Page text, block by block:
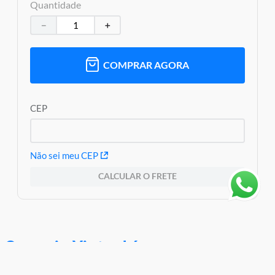
Código de Barras: 0673419424752
Aviso: As cores podem variar entre as imagens mostradas acima
e o produto Imagens meramente ilustrativas
Garantia:3 Meses Contra Defeitos De Fabricação
Quantidade
＋
－
COMPRAR AGORA
CEP
Não sei meu CEP
CALCULAR O FRETE
Quem viu, Viu também